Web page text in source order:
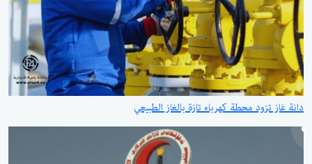
دانة غاز تزود محطة كهرباء تازة بالغاز الطبيعي